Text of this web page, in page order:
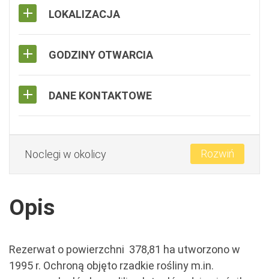
LOKALIZACJA
GODZINY OTWARCIA
DANE KONTAKTOWE
Noclegi w okolicy Rozwiń
Opis
Rezerwat o powierzchni 378,81 ha utworzono w
1995 r. Ochroną objęto rzadkie rośliny m.in.